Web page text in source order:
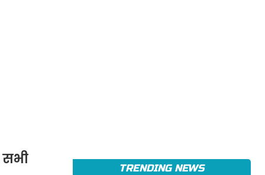
TRENDING NEWS